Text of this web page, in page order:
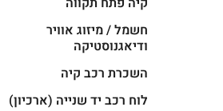
חשמל / מיזוג אוויר
ודיאגנוסטיקה
השכרת רכב קיה
לוח רכב יד שנייה (ארכיון)